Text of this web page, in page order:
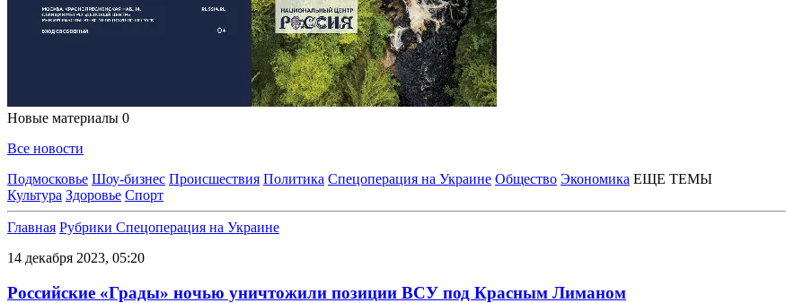
Новые материалы 0
Все новости
Подмосковье Шоу-бизнес Происшествия Политика Спецоперация на Украине Общество Экономика ЕЩЕ ТЕМЫ
Культура Здоровье Спорт
Главная Рубрики Спецоперация на Украине
14 декабря 2023, 05:20
Российские «Грады» ночью уничтожили позиции ВСУ под Красным Лиманом